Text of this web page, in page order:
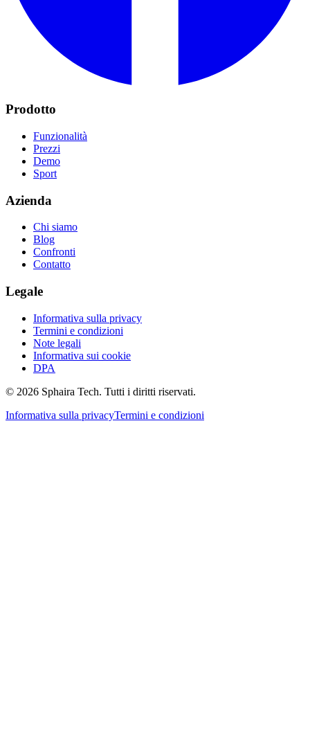
Prodotto
Funzionalità
Prezzi
Demo
Sport
Azienda
Chi siamo
Blog
Confronti
Contatto
Legale
Informativa sulla privacy
Termini e condizioni
Note legali
Informativa sui cookie
DPA
© 2026 Sphaira Tech. Tutti i diritti riservati.
Informativa sulla privacyTermini e condizioni